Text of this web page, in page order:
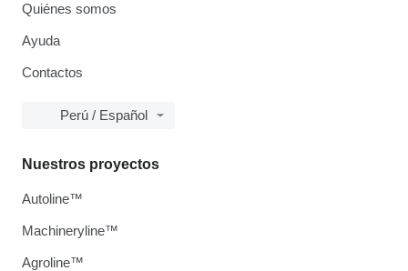
Quiénes somos
Ayuda
Contactos
Perú / Español
Nuestros proyectos
Autoline™
Machineryline™
Agroline™